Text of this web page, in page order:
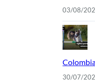
03/08/
30/07/